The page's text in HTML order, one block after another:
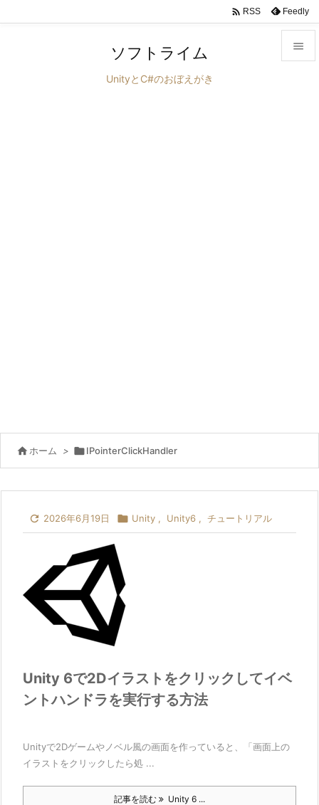

 RSS Feedly
ソフトライム
UnityとC#のおぼえがき
 ホーム > IPointerClickHandler
 2026年6月19日  Unity , Unity6 , チュートリアル
Unity 6で2Dイラストをクリックしてイベ
ントハンドラを実行する方法
Unityで2Dゲームやノベル風の画面を作っていると、「画面上の
イラストをクリックしたら処 ...
記事を読む Unity 6 ...